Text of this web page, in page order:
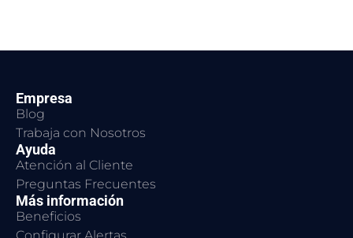
Empresa
Blog
Trabaja con Nosotros
Ayuda
Atención al Cliente
Preguntas Frecuentes
Más información
Beneficios